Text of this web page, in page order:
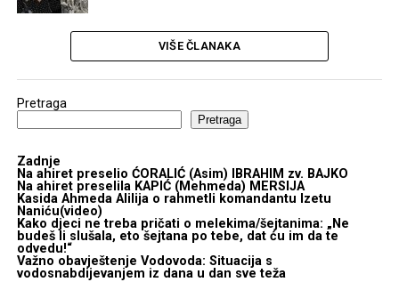
VIŠE ČLANAKA
Pretraga
Pretraga
Zadnje
Na ahiret preselio ĆORALIĆ (Asim) IBRAHIM zv. BAJKO
Na ahiret preselila KAPIĆ (Mehmeda) MERSIJA
Kasida Ahmeda Alilija o rahmetli komandantu Izetu
Naniću(video)
Kako djeci ne treba pričati o melekima/šejtanima: „Ne
budeš li slušala, eto šejtana po tebe, dat ću im da te
odvedu!“
Važno obavještenje Vodovoda: Situacija s
vodosnabdijevanjem iz dana u dan sve teža